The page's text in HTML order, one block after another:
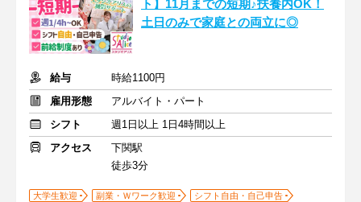
ト】11月までの短期♪扶養内OK！
土日のみで家庭との両立に◎
給与
時給1100円
雇用形態
アルバイト・パート
シフト
週1日以上 1日4時間以上
アクセス
下関駅
徒歩3分
大学生歓迎 副業・Ｗワーク歓迎
シフト自由・自己申告